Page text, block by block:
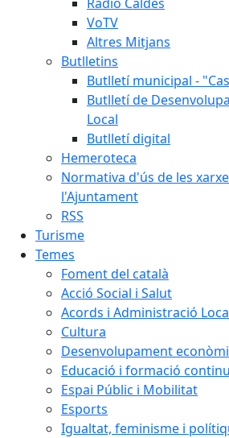
VoTV
Altres Mitjans
Butlletins
Butlletí municipal -
Butlletí de
Local
Butlletí digital
Hemeroteca
Normativa d'ús de les
l'Ajuntament
RSS
Turisme
Temes
Foment del català
Acció Social i Salut
Acords i Administració
Cultura
Desenvolupament
Educació i formació
Espai Públic i Mobilitat
Esports
Igualtat, feminisme i